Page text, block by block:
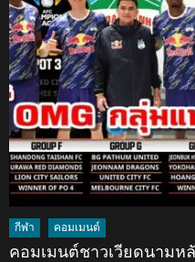
กีฬา คอมเมนต์
คอมเมนต์ชาวเวียดนามห